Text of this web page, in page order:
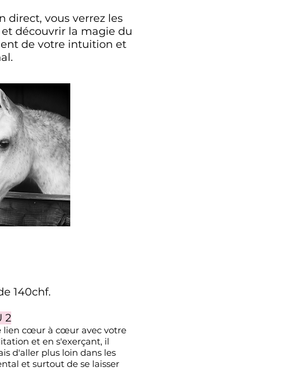
direct, vous verrez les
découvrir la magie du
de votre intuition et
140chf.
2
lien cœur à cœur avec votre
et en s'exerçant, il
d'aller plus loin dans les
et surtout de se laisser